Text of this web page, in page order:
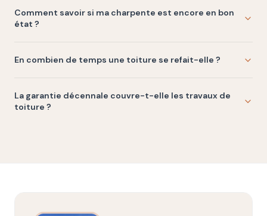
Comment savoir si ma charpente est encore en bon
état ?
En combien de temps une toiture se refait-elle ?
La garantie décennale couvre-t-elle les travaux de
toiture ?